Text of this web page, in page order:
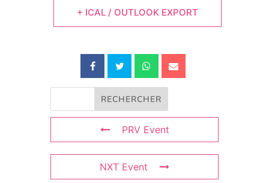
+ ICAL / OUTLOOK EXPORT
PRV Event
NXT Event